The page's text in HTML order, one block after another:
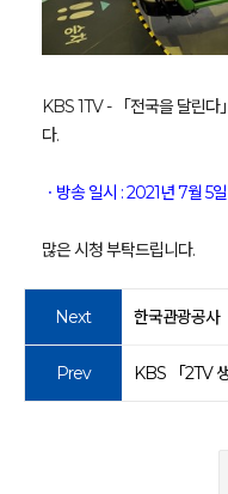
KBS 1TV - 「전국을 달린다
다.
ㆍ방송 일시 : 2021년 7월 5
많은 시청 부탁드립니다.
Next
Prev KBS 「2TV